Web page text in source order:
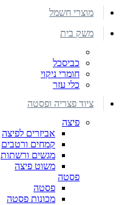
מוצרי חשמל
משק בית
כביסכל
חומרי ניקוי
כלי עזר
ציוד פצריה ופסטה
פיצה
אביזרים לפיצה
קמחים ורטבים
מגשים ורשתות
משוט פיצה
פסטה
פסטה
מכונות פסטה